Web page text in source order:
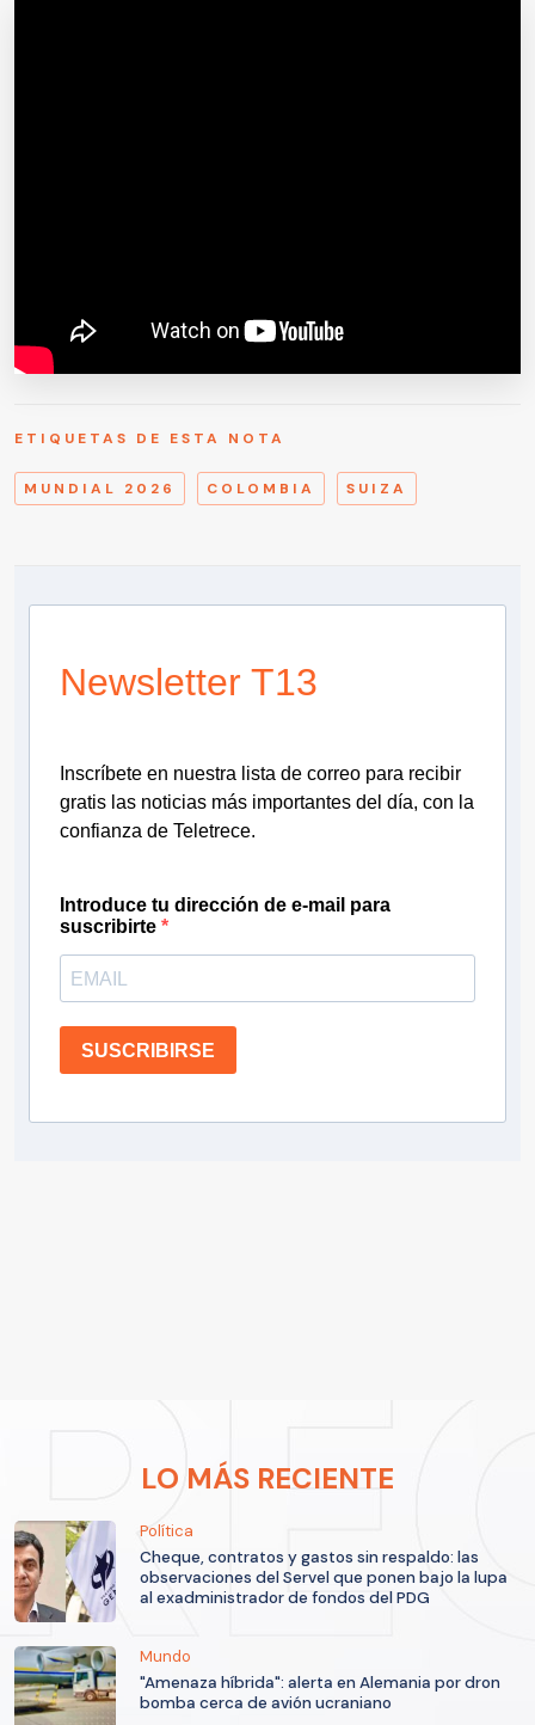
ETIQUETAS DE ESTA NOTA
MUNDIAL 2026 COLOMBIA SUIZA
Newsletter T13
Inscríbete en nuestra lista de correo para recibir
gratis las noticias más importantes del día, con la
confianza de Teletrece.
Introduce tu dirección de e-mail para
suscribirte
SUSCRIBIRSE
LO MÁS RECIENTE
Política
Cheque, contratos y gastos sin respaldo: las
observaciones del Servel que ponen bajo la lupa
al exadministrador de fondos del PDG
Mundo
"Amenaza híbrida": alerta en Alemania por dron
bomba cerca de avión ucraniano